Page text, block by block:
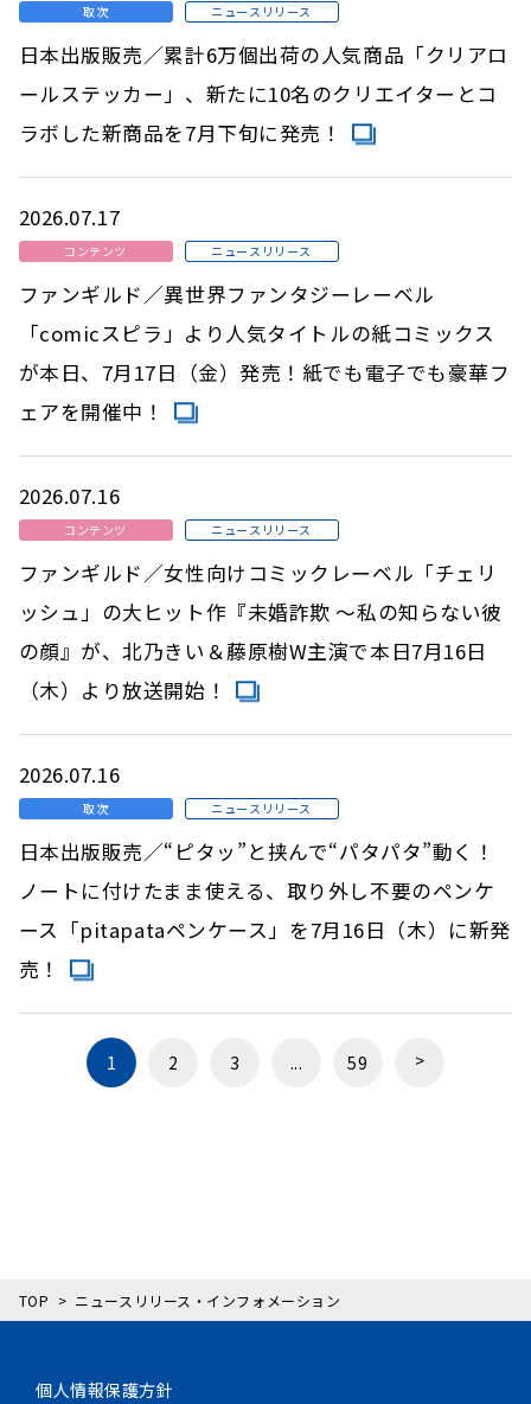
取次 ニュースリリース
日本出版販売／累計6万個出荷の人気商品「クリアロ
ールステッカー」、新たに10名のクリエイターとコ
ラボした新商品を7月下旬に発売！
2026.07.17
コンテンツ ニュースリリース
ファンギルド／異世界ファンタジーレーベル
「comicスピラ」より人気タイトルの紙コミックス
が本日、7月17日（金）発売！紙でも電子でも豪華フ
ェアを開催中！
2026.07.16
コンテンツ ニュースリリース
ファンギルド／女性向けコミックレーベル「チェリ
ッシュ」の大ヒット作『未婚詐欺 ～私の知らない彼
の顔』が、北乃きい＆藤原樹W主演で本日7月16日
（木）より放送開始！
2026.07.16
取次 ニュースリリース
日本出版販売／“ピタッ”と挟んで“パタパタ”動く！
ノートに付けたまま使える、取り外し不要のペンケ
ース「pitapataペンケース」を7月16日（木）に新発
売！
1 2 3 ... 59 >
TOP ニュースリリース・インフォメーション
個人情報保護方針